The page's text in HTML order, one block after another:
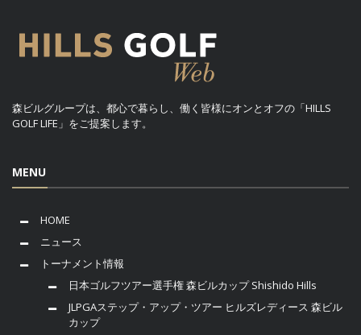
森ビルグループは、都心で暮らし、働く皆様にオンとオフの「HILLS
GOLF LIFE」をご提案します。
MENU
HOME
ニュース
トーナメント情報
日本ゴルフツアー選手権 森ビルカップ Shishido Hills
JLPGAステップ・アップ・ツアー ヒルズレディース 森ビル
カップ